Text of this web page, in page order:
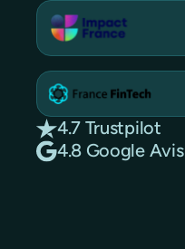
4.7 Trustpilot
4.8 Google Avis